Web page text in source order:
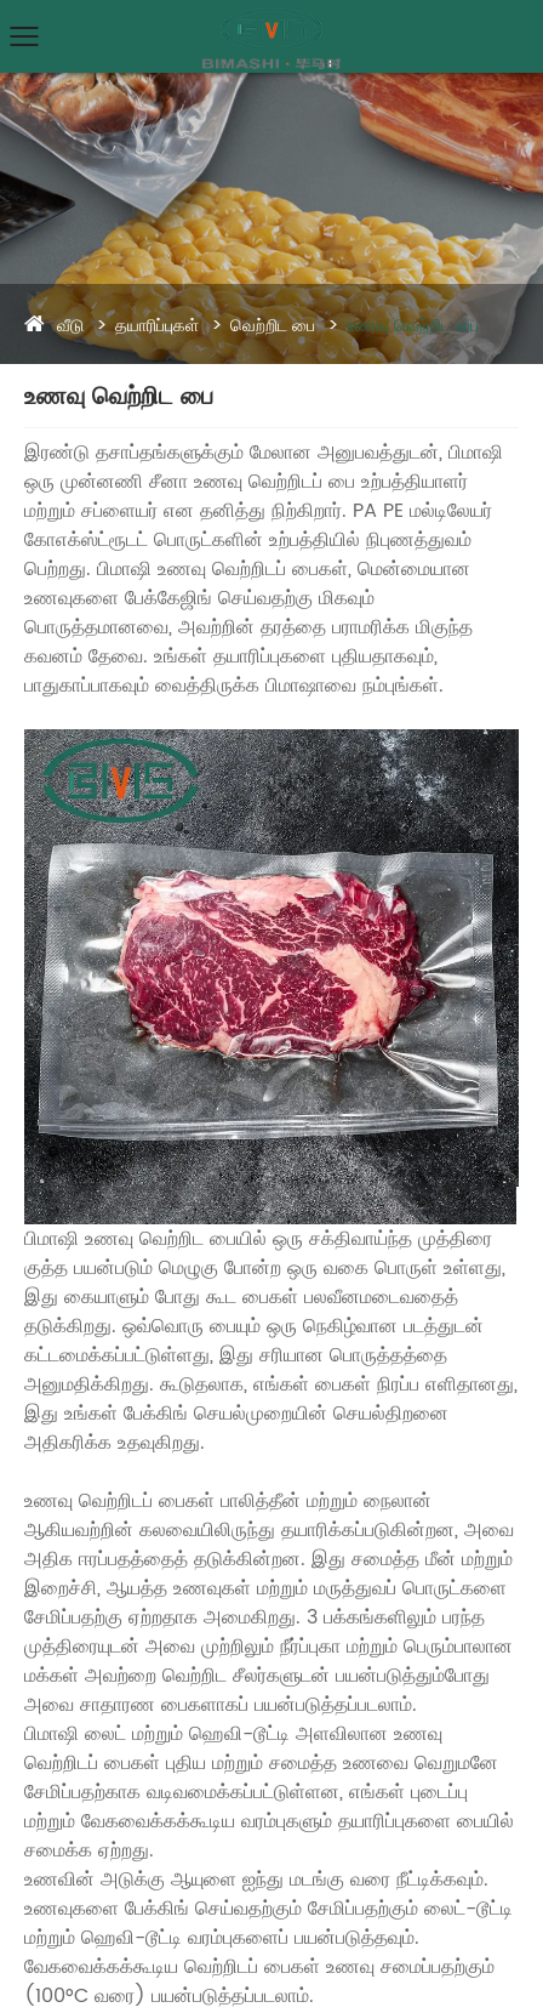
வீடு தயாரிப்புகள் வெற்றிட பை உணவு வெற்றிட பை
உணவு வெற்றிட பை
இரண்டு தசாப்தங்களுக்கும் மேலான அனுபவத்துடன், பிமாஷி
ஒரு முன்னணி சீனா உணவு வெற்றிடப் பை உற்பத்தியாளர்
மற்றும் சப்ளையர் என தனித்து நிற்கிறார். PA PE மல்டிலேயர்
கோஎக்ஸ்ட்ரூடட் பொருட்களின் உற்பத்தியில் நிபுணத்துவம்
பெற்றது. பிமாஷி உணவு வெற்றிடப் பைகள், மென்மையான
உணவுகளை பேக்கேஜிங் செய்வதற்கு மிகவும்
பொருத்தமானவை, அவற்றின் தரத்தை பராமரிக்க மிகுந்த
கவனம் தேவை. உங்கள் தயாரிப்புகளை புதியதாகவும்,
பாதுகாப்பாகவும் வைத்திருக்க பிமாஷாவை நம்புங்கள்.
பிமாஷி உணவு வெற்றிட பையில் ஒரு சக்திவாய்ந்த முத்திரை
குத்த பயன்படும் மெழுகு போன்ற ஒரு வகை பொருள் உள்ளது,
இது கையாளும் போது கூட பைகள் பலவீனமடைவதைத்
தடுக்கிறது. ஒவ்வொரு பையும் ஒரு நெகிழ்வான படத்துடன்
கட்டமைக்கப்பட்டுள்ளது, இது சரியான பொருத்தத்தை
அனுமதிக்கிறது. கூடுதலாக, எங்கள் பைகள் நிரப்ப எளிதானது,
இது உங்கள் பேக்கிங் செயல்முறையின் செயல்திறனை
அதிகரிக்க உதவுகிறது.
உணவு வெற்றிடப் பைகள் பாலித்தீன் மற்றும் நைலான்
ஆகியவற்றின் கலவையிலிருந்து தயாரிக்கப்படுகின்றன, அவை
அதிக ஈரப்பதத்தைத் தடுக்கின்றன. இது சமைத்த மீன் மற்றும்
இறைச்சி, ஆயத்த உணவுகள் மற்றும் மருத்துவப் பொருட்களை
சேமிப்பதற்கு ஏற்றதாக அமைகிறது. 3 பக்கங்களிலும் பரந்த
முத்திரையுடன் அவை முற்றிலும் நீர்ப்புகா மற்றும் பெரும்பாலான
மக்கள் அவற்றை வெற்றிட சீலர்களுடன் பயன்படுத்தும்போது
அவை சாதாரண பைகளாகப் பயன்படுத்தப்படலாம்.
பிமாஷி லைட் மற்றும் ஹெவி-டூட்டி அளவிலான உணவு
வெற்றிடப் பைகள் புதிய மற்றும் சமைத்த உணவை வெறுமனே
சேமிப்பதற்காக வடிவமைக்கப்பட்டுள்ளன, எங்கள் புடைப்பு
மற்றும் வேகவைக்கக்கூடிய வரம்புகளும் தயாரிப்புகளை பையில்
சமைக்க ஏற்றது.
உணவின் அடுக்கு ஆயுளை ஐந்து மடங்கு வரை நீட்டிக்கவும்.
உணவுகளை பேக்கிங் செய்வதற்கும் சேமிப்பதற்கும் லைட்-டூட்டி
மற்றும் ஹெவி-டூட்டி வரம்புகளைப் பயன்படுத்தவும்.
வேகவைக்கக்கூடிய வெற்றிடப் பைகள் உணவு சமைப்பதற்கும்
(100°C வரை) பயன்படுத்தப்படலாம்.